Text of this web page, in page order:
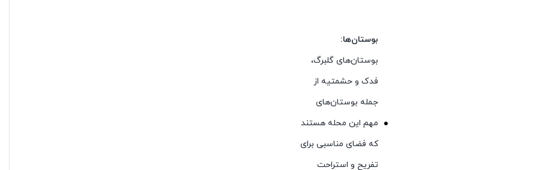
بوستان‌ها:
بوستان‌های گلبرگ،
فدک و حشمتیه از
جمله بوستان‌های
مهم این محله هستند
که فضای مناسبی برای
تفریح و استراحت